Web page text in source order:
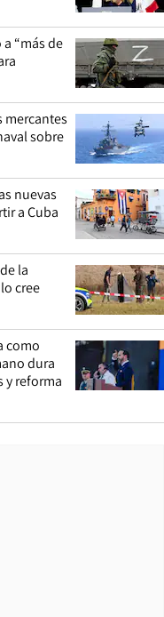
“más de
mercantes
sobre
nuevas
a Cuba
la
cree
como
dura
y reforma